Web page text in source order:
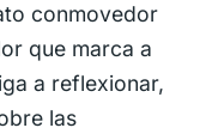
conmovedor
que marca a
a reflexionar,
las